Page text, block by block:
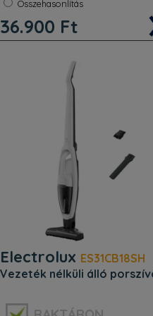
Jellemzők. Porzsákos porszívó
bag®–gel Porzsákos porszívó
Porzsáktelítettség jelző Egy kis
mutatja, hogy mikor van
porzsák cseréjére. Kétféle
Összehasonlítás
36.900 Ft
Electrolux ES31CB18SH
vezeték nélküli álló
Szín: Fehér